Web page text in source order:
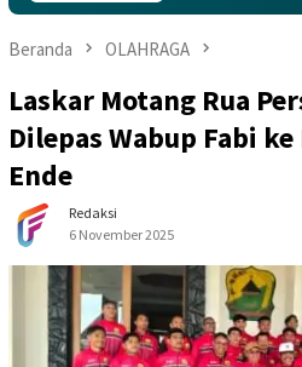
Beranda OLAHRAGA
Laskar Motang Rua
Dilepas Wabup Fabi ke
Ende
Redaksi
6 November 2025